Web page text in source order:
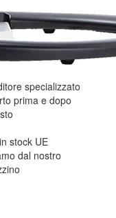
specializzato
prima e dopo
stock UE
dal nostro